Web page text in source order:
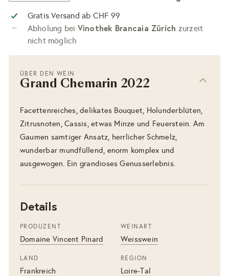
Gratis Versand ab CHF 99
Abholung bei Vinothek Brancaia Zürich zurzeit
nicht möglich
ÜBER DEN WEIN
Grand Chemarin 2022
Facettenreiches, delikates Bouquet, Holunderblüten,
Zitrusnoten, Cassis, etwas Minze und Feuerstein. Am
Gaumen samtiger Ansatz, herrlicher Schmelz,
wunderbar mundfüllend, enorm komplex und
ausgewogen. Ein grandioses Genusserlebnis.
Details
PRODUZENT
Domaine Vincent Pinard
WEINART
Weisswein
LAND
Frankreich
REGION
Loire-Tal